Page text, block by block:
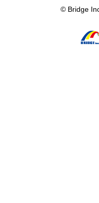
© Bridge